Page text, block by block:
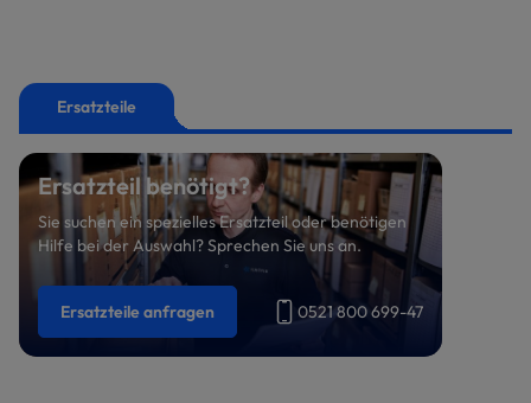
Ersatzteile
Ersatzteil benötigt?
Sie suchen ein spezielles Ersatzteil oder benötigen
Hilfe bei der Auswahl? Sprechen Sie uns an.
Ersatzteile anfragen 0521 800 699-47